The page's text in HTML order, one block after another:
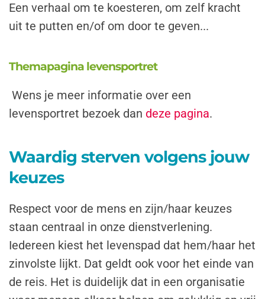
Een verhaal om te koesteren, om zelf kracht
uit te putten en/of om door te geven...
Themapagina levensportret
Wens je meer informatie over een
levensportret bezoek dan deze pagina.
Waardig sterven volgens jouw
keuzes
Respect voor de mens en zijn/haar keuzes
staan centraal in onze dienstverlening.
Iedereen kiest het levenspad dat hem/haar het
zinvolste lijkt. Dat geldt ook voor het einde van
de reis. Het is duidelijk dat in een organisatie